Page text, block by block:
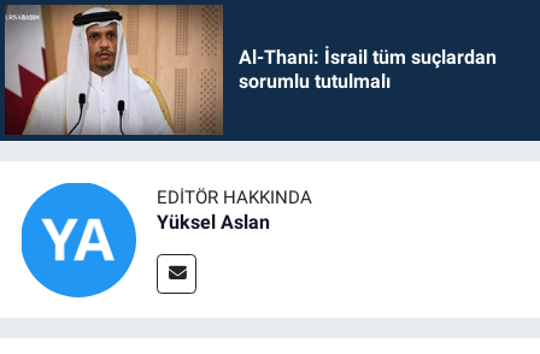
Al-Thani: İsrail tüm suçlardan
sorumlu tutulmalı
EDITÖR HAKKINDA
Yüksel Aslan